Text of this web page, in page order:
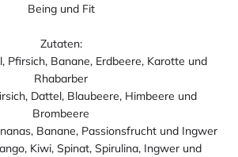
Being und Fit
Zutaten:
Pfirsich, Banane, Erdbeere, Karotte und
Rhabarber
Dattel, Blaubeere, Himbeere und
Brombeere
Banane, Passionsfrucht und Ingwer
Kiwi, Spinat, Spirulina, Ingwer und